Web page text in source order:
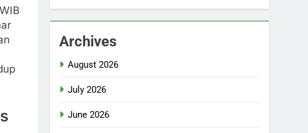
Archives
August 2026
July 2026
June 2026